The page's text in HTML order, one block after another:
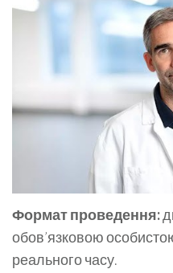
Формат проведення:
обов’язковою
реального часу.